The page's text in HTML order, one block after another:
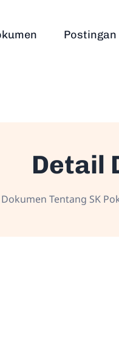
Postingan
Detail
Dokumen Tentang SK